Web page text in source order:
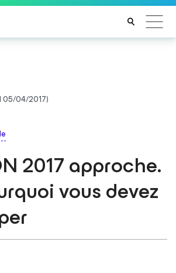
05/04/2017)
2017 approche.
vous devez